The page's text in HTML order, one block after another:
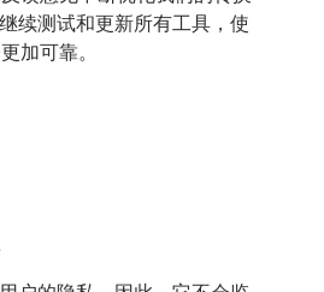
续测试和更新所有工具，使
加可靠。